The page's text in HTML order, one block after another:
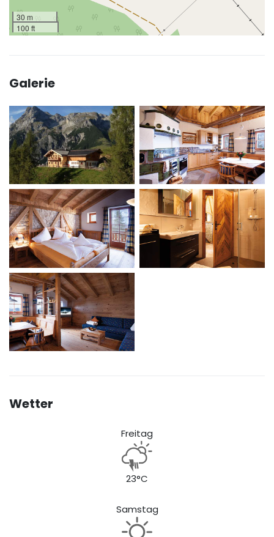
30 m
100 ft
Galerie
Wetter
Freitag
23°C
Samstag